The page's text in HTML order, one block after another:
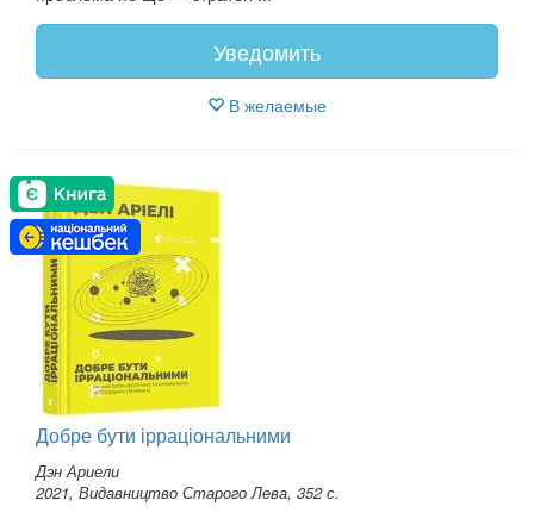
Уведомить
В желаемые
Добре бути ірраціональними
Дэн Ариели
2021, Видавництво Старого Лева, 352 с.